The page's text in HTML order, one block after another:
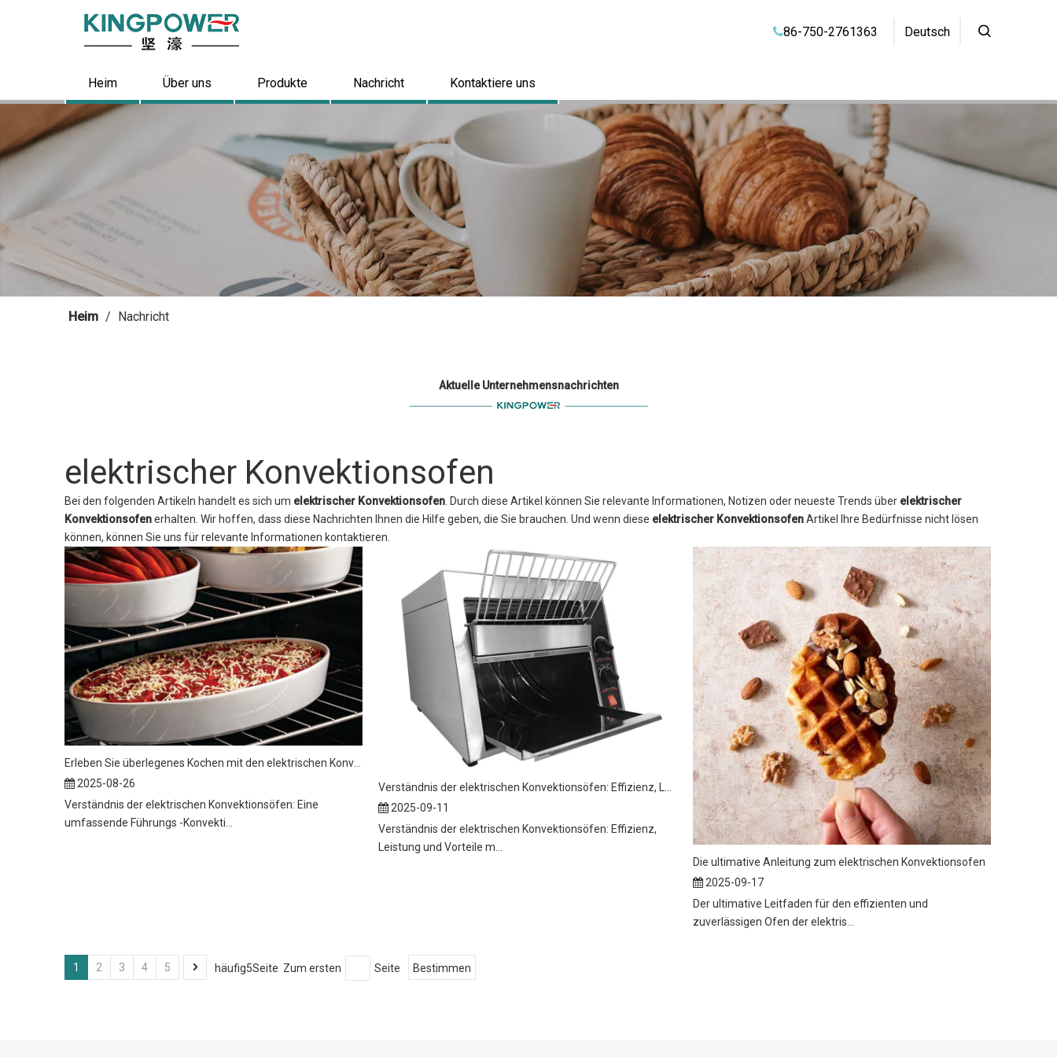
86-750-2761363 Deutsch
Heim Über uns Produkte Nachricht Kontaktiere uns
Heim / Nachricht
Aktuelle Unternehmensnachrichten
elektrischer Konvektionsofen
Bei den folgenden Artikeln handelt es sich um elektrischer Konvektionsofen . Durch diese Artikel können Sie relevante Informationen, Notizen oder neueste Trends über elektrischer
Konvektionsofenerhalten. Wir hoffen, dass diese Nachrichten Ihnen die Hilfe geben, die Sie brauchen. Und wenn diese elektrischer KonvektionsofenArtikel Ihre Bedürfnisse nicht lösen
können, können Sie uns für relevante Informationen kontaktieren.
2025-08-26
Verständnis der elektrischen Konvektionsöfen: Eine
umfassende Führungs -Konvekti...
Verständnis der elektrischen Konvektionsöfen: Effizienz, Leistung und Vorteile
2025-09-11
Verständnis der elektrischen Konvektionsöfen: Effizienz,
Leistung und Vorteile m...
Die ultimative Anleitung zum elektrischen Konvektionsofen
2025-09-17
Der ultimative Leitfaden für den effizienten und
zuverlässigen Ofen der elektris...
1 2 3 4 5 häufig5Seite Zum ersten Seite Bestimmen